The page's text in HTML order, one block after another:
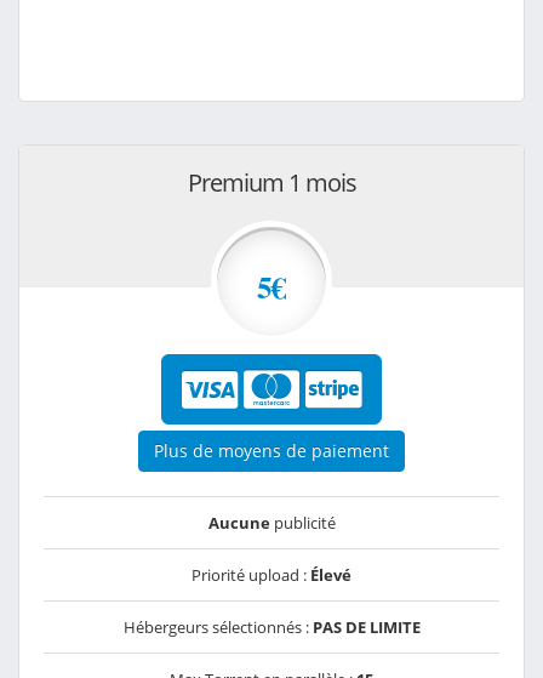
Premium 1 mois
5€
Plus de moyens de paiement
Aucunepublicité
Priorité upload : Élevé
Hébergeurs sélectionnés : PAS DE LIMITE